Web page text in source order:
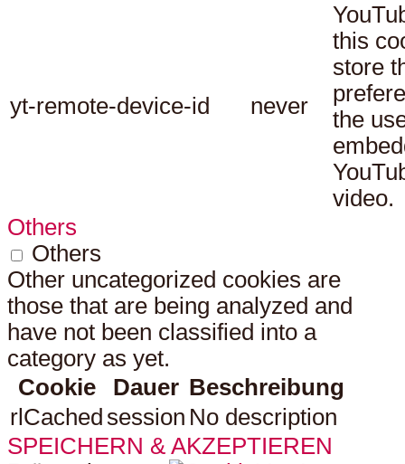
yt-remote-device-id never
this
store
the
video.
Others
Others
Other uncategorized cookies are
those that are being analyzed and
have not been classified into a
category as yet.
Cookie
Dauer Beschreibung
rlCached session No description
SPEICHERN & AKZEPTIEREN